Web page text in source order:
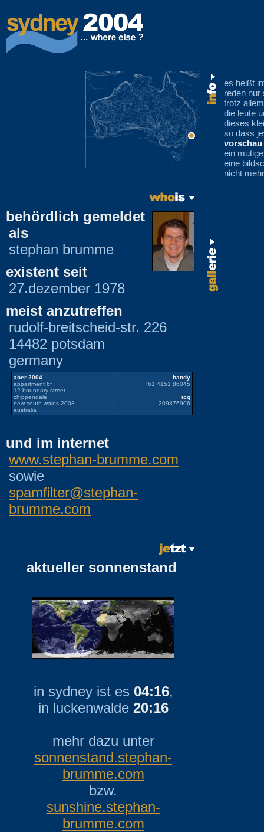
behördlich gemeldet
als
stephan brumme
existent seit
27.dezember 1978
meist anzutreffen
rudolf-breitscheid-str. 226
14482 potsdam
germany
aber 2004
appartment 6f
12 boundary street
chippendale
new south wales 2008
australia
handy
+61 4151 86045
icq
209876906
und im internet
www.stephan-brumme.com
sowie
spamfilter@stephan-
brumme.com
aktueller sonnenstand
in sydney ist es 04:16,
in luckenwalde 20:16
mehr dazu unter
sonnenstand.stephan-
brumme.com
bzw.
sunshine.stephan-
brumme.com
es heißt
reden nur
trotz
die leute
dieses
so dass
vorschau
ein
eine
nicht